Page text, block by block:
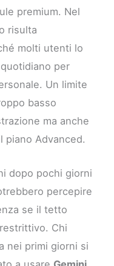
premium. Nel
risulta
molti utenti lo
per
Un limite
basso
ma anche
piano Advanced.
dopo pochi giorni
percepire
se il tetto
Chi
nei primi giorni si